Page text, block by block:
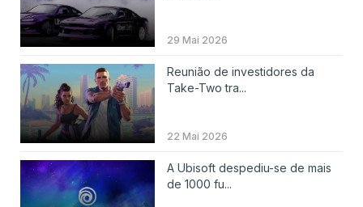
29 Mai 2026
Reunião de investidores da
Take-Two tra...
22 Mai 2026
A Ubisoft despediu-se de mais
de 1000 fu...